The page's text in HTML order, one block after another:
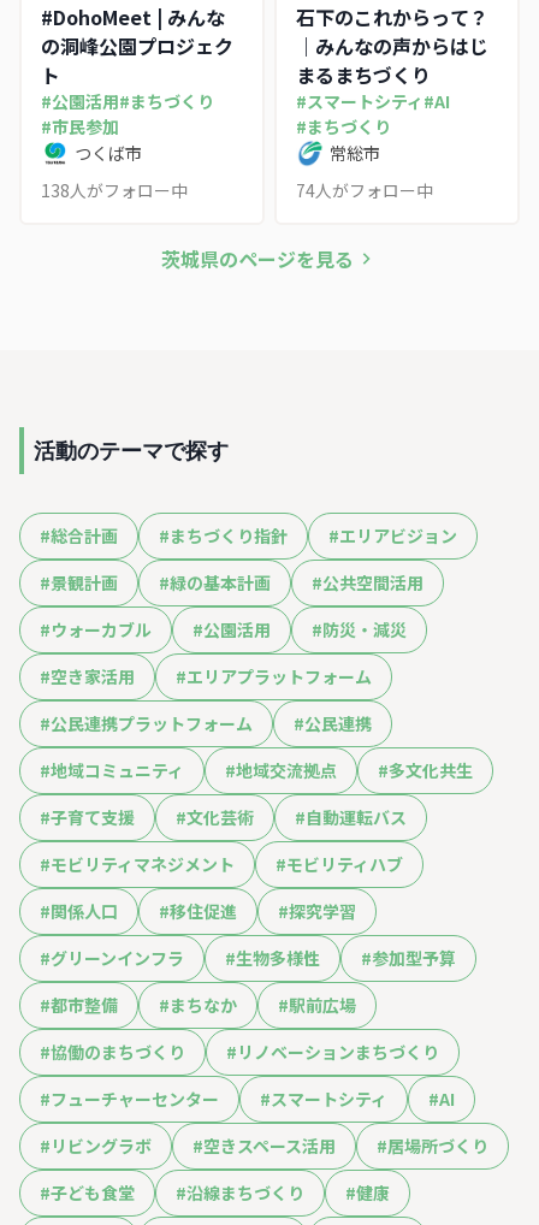
#DohoMeet | みんな
の洞峰公園プロジェク
ト
#公園活用#まちづくり
#市民参加
つくば市
138人がフォロー中
石下のこれからって？
｜みんなの声からはじ
まるまちづくり
#スマートシティ #AI
#まちづくり
常総市
74人がフォロー中
茨城県のページを見る
活動のテーマで探す
#総合計画 #まちづくり指針 #エリアビジョン
#景観計画 #緑の基本計画 #公共空間活用
#ウォーカブル #公園活用 #防災・減災
#空き家活用 #エリアプラットフォーム
#公民連携プラットフォーム #公民連携
#地域コミュニティ #地域交流拠点 #多文化共生
#子育て支援 #文化芸術 #自動運転バス
#モビリティマネジメント #モビリティハブ
#関係人口 #移住促進 #探究学習
#グリーンインフラ #生物多様性 #参加型予算
#都市整備 #まちなか #駅前広場
#協働のまちづくり # リノベーションまちづくり
#フューチャーセンター #スマートシティ #AI
# リビングラボ #空きスペース活用 #居場所づくり
#子ども食堂 #沿線まちづくり #健康